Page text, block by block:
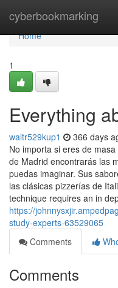
cyberbookmarking
Home
Home
1
Everything
waltr529kup1 366 days
No importa si eres de
de Madrid encontrarás las
puedas imaginar. Sus
las clásicas pizzerías de
technique requires an in
https://
study-experts-63529065
Comments
Comments